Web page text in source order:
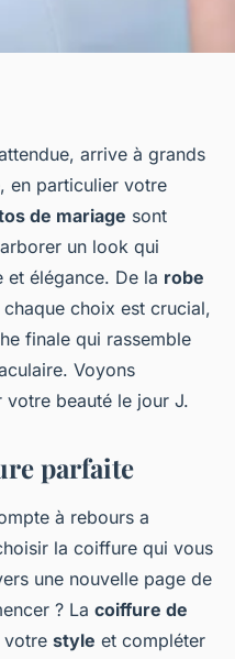
:
lecture
arrive à grands
en particulier votre
de mariage sont
un look qui
et élégance. De la robe
chaque choix est crucial,
finale qui rassemble
Voyons
votre beauté le jour J.
parfaite
à rebours a
la coiffure qui vous
une nouvelle page de
? La coiffure de
votre style et compléter